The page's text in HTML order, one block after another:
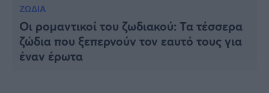
ΖΩΔΙΑ
Οι ρομαντικοί του ζωδιακού: Τα τέσσερα
ζώδια που ξεπερνούν τον εαυτό τους για
έναν έρωτα